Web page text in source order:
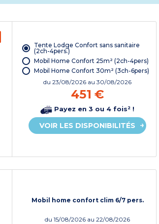
Tente Lodge Confort sans sanitaire
(2ch-4pers.)
Mobil Home Confort 25m² (2ch-4pers)
Mobil Home Confort 30m² (3ch-6pers)
du23/08/2026 au 30/08/2026
451 €
Payez en 3 ou 4 fois² !
VOIR LES DISPONIBILITÉS
Mobil home confort clim 6/7 pers.
du15/08/2026 au 22/08/2026